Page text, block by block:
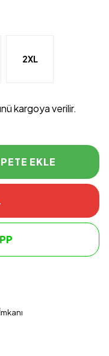
2XL
kargoya verilir.
EKLE